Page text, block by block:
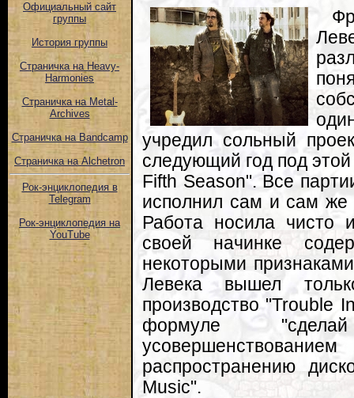
Официальный сайт
группы
История группы
Страничка на Heavy-
Harmonies
Страничка на Metal-
Archives
Страничка на Bandcamp
Страничка на Alchetron
Рок-энциклопедия в
Telegram
Рок-энциклопедия на
YouTube
учредил сольный
следующий год под
Fifth Season". Все
исполнил сам и сам же
Работа носила чисто
своей начинке
некоторыми
Левека вышел
производство "Trouble
формуле
распространению
Music".